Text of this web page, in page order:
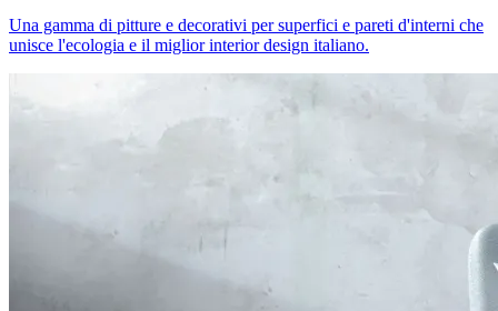
Una gamma di pitture e decorativi per superfici e pareti d'interni che
unisce l'ecologia e il miglior interior design italiano.